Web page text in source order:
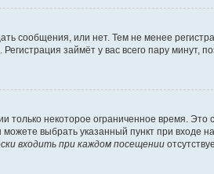
сообщения, или нет. Тем не менее
займёт у вас всего пару минут,
только некоторое ограниченное время. Это
можете выбрать указанный пункт при входе
входить при каждом посещении